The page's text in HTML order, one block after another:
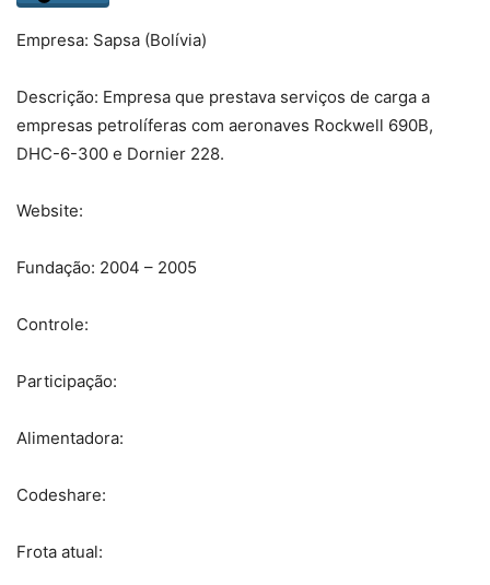
Empresa: Sapsa (Bolívia)
Descrição: Empresa que prestava serviços de carga a
empresas petrolíferas com aeronaves Rockwell 690B,
DHC-6-300 e Dornier 228.
Website:
Fundação: 2004 – 2005
Controle:
Participação:
Alimentadora:
Codeshare:
Frota atual: